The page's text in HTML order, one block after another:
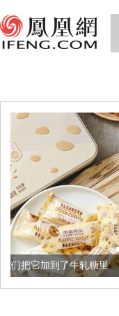
里 被列入佛